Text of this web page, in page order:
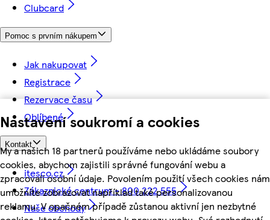
Nastavení soukromí a cookies
My a našich 18 partnerů používáme nebo ukládáme soubory
cookies, abychom zajistili správné fungování webu a
zpracovali osobní údaje. Povolením použití všech cookies nám
umožníte zobrazovat například také personalizovanou
reklamu. V opačném případě zůstanou aktivní jen nezbytné
Clubcard
Pomoc s prvním nákupem
Jak nakupovat
Registrace
Rezervace času
Oblíbené
Kontakt
itesco.cz
Zákaznické centrum - 800 222 555
Naše obchody